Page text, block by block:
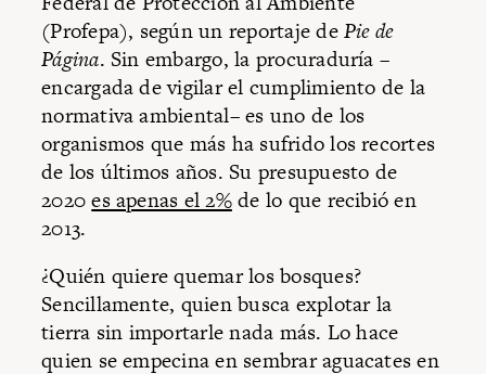
(Profepa), según un reportaje dePie de
Página. Sin embargo, la procuraduría –
encargada de vigilar el cumplimiento de la
normativa ambiental– es uno de los
organismos que más ha sufrido los recortes
de los últimos años. Su presupuesto de
2020es apenas el 2%de lo que recibió en
2013.
¿Quién quiere quemar los bosques?
Sencillamente, quien busca explotar la
tierra sin importarle nada más. Lo hace
quien se empecina en sembrar aguacates en